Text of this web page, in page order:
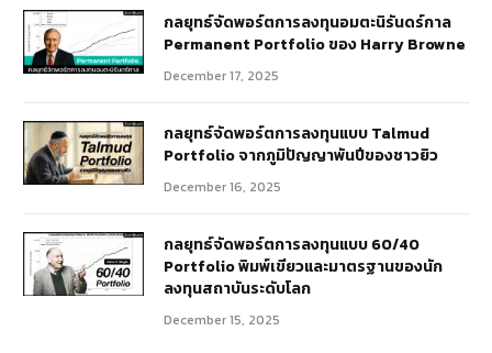
กลยุทธ์​จัดพอร์ตการลงทุนอมตะนิรันดร์กาล
Permanent Portfolio ของ Harry Browne
December 17, 2025
กลยุทธ์จัดพอร์ตการลงทุนแบบ Talmud
Portfolio จากภูมิปัญญาพันปีของชาวยิว
December 16, 2025
กลยุทธ์จัดพอร์ตการลงทุนแบบ 60/40
Portfolio พิมพ์เขียวและมาตรฐานของนัก
ลงทุนสถาบันระดับโลก
December 15, 2025